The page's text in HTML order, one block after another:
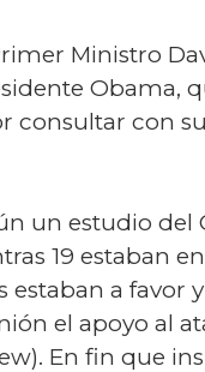
Ministro
Obama,
con
un estudio del
19 estaban
a favor
el apoyo al
En fin que